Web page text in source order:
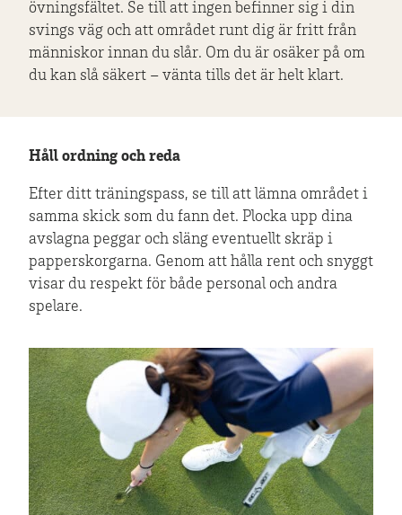
övningsfältet. Se till att ingen befinner sig i din
svings väg och att området runt dig är fritt från
människor innan du slår. Om du är osäker på om
du kan slå säkert – vänta tills det är helt klart.
Håll ordning och reda
Efter ditt träningspass, se till att lämna området i
samma skick som du fann det. Plocka upp dina
avslagna peggar och släng eventuellt skräp i
papperskorgarna. Genom att hålla rent och snyggt
visar du respekt för både personal och andra
spelare.